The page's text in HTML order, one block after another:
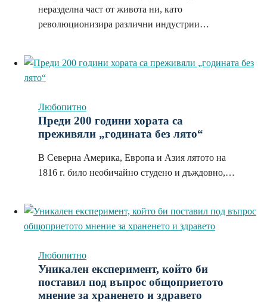
неразделна част от живота ни, като
революционизира различни индустрии…
Любопитно
Преди 200 години хората са
преживяли „годината без лято“
В Северна Америка, Европа и Азия лятото на
1816 г. било необичайно студено и дъждовно,…
Любопитно
Уникален експеримент, който би
поставил под въпрос общоприетото
мнение за храненето и здравето